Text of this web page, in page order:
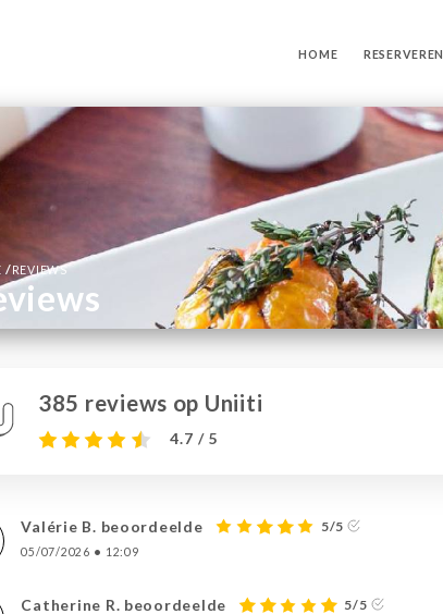
HOME RESERVEREN
/ REVIEWS
385 reviews op Uniiti
4.7 / 5
Valérie B. beoordeelde 5/5
05/07/2026 • 12:09
Catherine R. beoordeelde
5/5